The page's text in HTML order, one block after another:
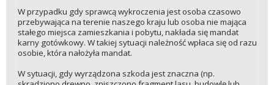
W przypadku gdy sprawcą wykroczenia jest osoba czasowo
przebywająca na terenie naszego kraju lub osoba nie mająca
stałego miejsca zamieszkania i pobytu, nakłada się mandat
karny gotówkowy. W takiej sytuacji należność wpłaca się od razu
osobie, która nałożyła mandat.
W sytuacji, gdy wyrządzona szkoda jest znaczna (np.